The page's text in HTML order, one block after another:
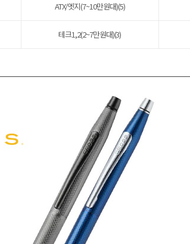
ATX/엣지(7~10만원대)(5)
테크1,2(2~7만원대)(3)